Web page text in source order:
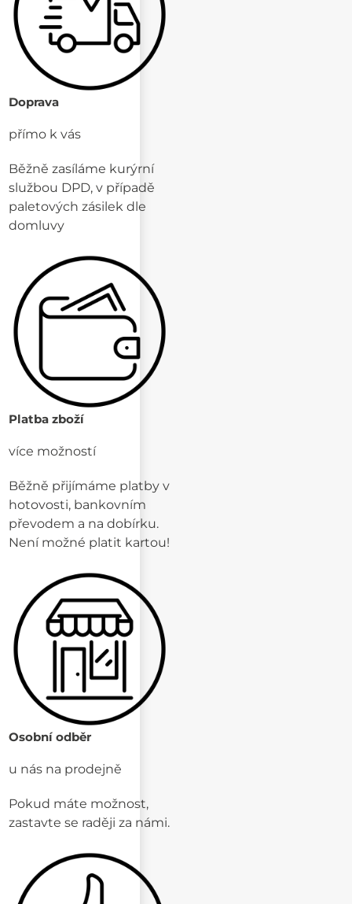
Doprava
přímo k vás
Běžně zasíláme kurýrní
službou DPD, v případě
paletových zásilek dle
domluvy
Platba zboží
více možností
Běžně přijímáme platby v
hotovosti, bankovním
převodem a na dobírku.
Není možné platit kartou!
Osobní odběr
u nás na prodejně
Pokud máte možnost,
zastavte se raději za námi.